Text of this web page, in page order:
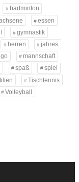
badminton
essen
gymnastik
herren
jahres
mannschaft
spaß
spiel
Tischtennis
Volleyball